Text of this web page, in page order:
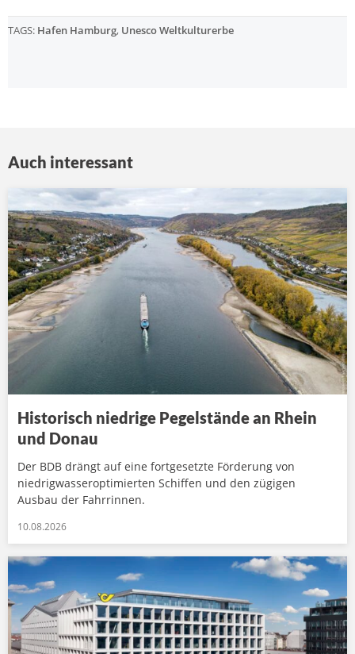
TAGS: Hafen Hamburg, Unesco Weltkulturerbe
Auch interessant
Historisch niedrige Pegelstände an Rhein
und Donau
Der BDB drängt auf eine fortgesetzte Förderung von
niedrigwasseroptimierten Schiffen und den zügigen
Ausbau der Fahrrinnen.
10.08.2026